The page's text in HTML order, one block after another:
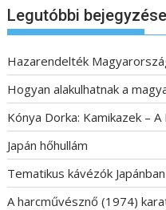
Legutóbbi
Hazarendelték
Hogyan alakulhatnak a
Kónya Dorka: Kamikazek –
Japán hőhullám
Tematikus kávézók Japánban
A harcművésznő (1974)